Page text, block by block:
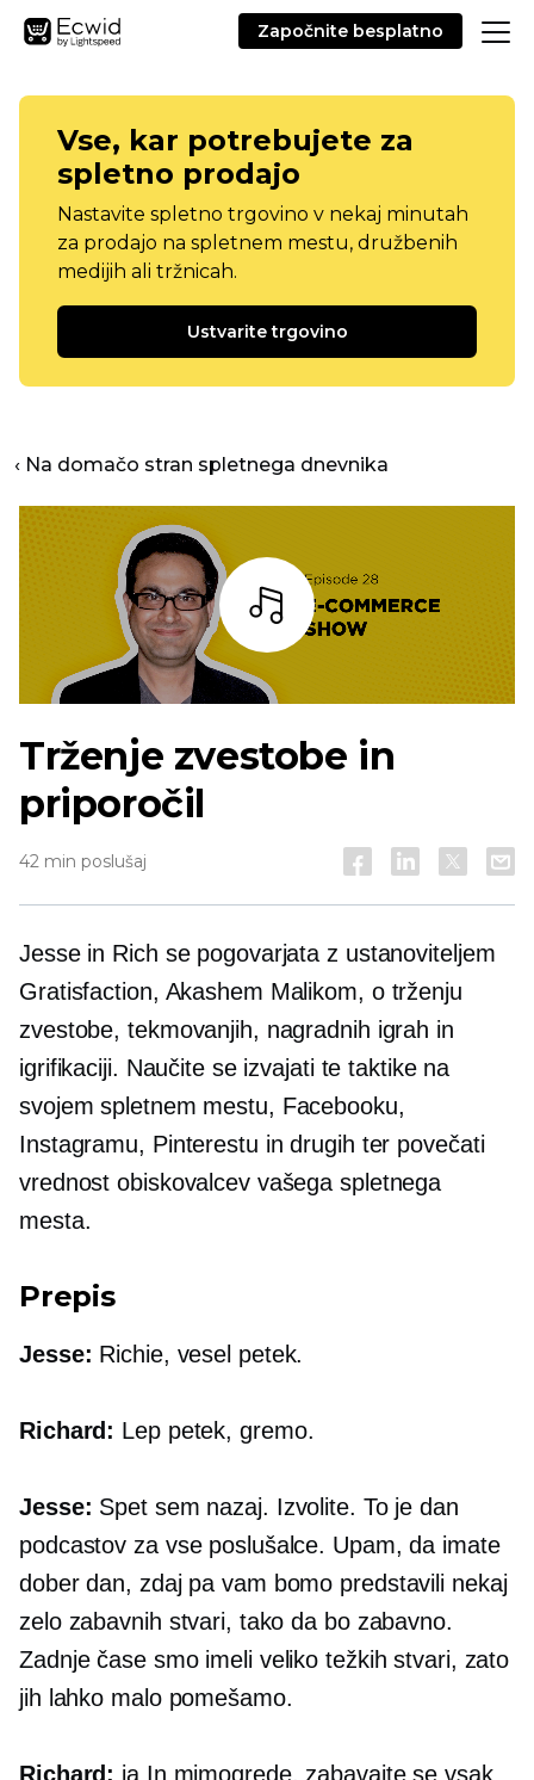
Započnite besplatno
Vse, kar potrebujete za
spletno prodajo
Nastavite spletno trgovino v nekaj minutah
za prodajo na spletnem mestu, družbenih
medijih ali tržnicah.
Ustvarite trgovino
‹ Na domačo stran spletnega dnevnika
Bar
Trženje zvestobe in
priporočil
42 min poslušaj
Jesse in Rich se pogovarjata z ustanoviteljem
Gratisfaction, Akashem Malikom, o trženju
zvestobe, tekmovanjih, nagradnih igrah in
igrifikaciji. Naučite se izvajati te taktike na
svojem spletnem mestu, Facebooku,
Instagramu, Pinterestu in drugih ter povečati
vrednost obiskovalcev vašega spletnega
mesta.
Prepis
Jesse: Richie, vesel petek.
Richard: Lep petek, gremo.
Jesse: Spet sem nazaj. Izvolite. To je dan
podcastov za vse poslušalce. Upam, da imate
dober dan, zdaj pa vam bomo predstavili nekaj
zelo zabavnih stvari, tako da bo zabavno.
Zadnje čase smo imeli veliko težkih stvari, zato
jih lahko malo pomešamo.
Richard: ja In mimogrede, zabavajte se vsak